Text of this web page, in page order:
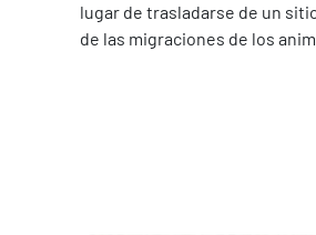
lugar de trasladarse de un
de las migraciones de los